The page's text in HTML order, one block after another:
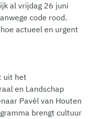
al vrijdag 26 juni
code rood.
actueel en urgent
uit het
en Landschap
Pavèl van Houten
brengt cultuur